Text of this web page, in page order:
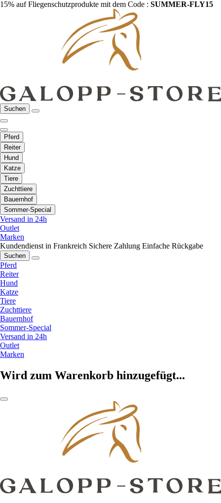
15% auf Fliegenschutzprodukte mit dem Code : SUMMER-FLY15
Suchen
Pferd
Reiter
Hund
Katze
Tiere
Zuchttiere
Bauernhof
Sommer-Special
Versand in 24h
Outlet
Marken
Kundendienst in Frankreich Sichere Zahlung Einfache Rückgabe
Suchen
Pferd
Reiter
Hund
Katze
Tiere
Zuchttiere
Bauernhof
Sommer-Special
Versand in 24h
Outlet
Marken
Wird zum Warenkorb hinzugefügt...